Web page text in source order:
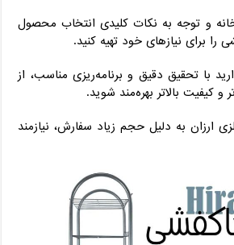
و توجه به نکات کلیدی انتخاب محصول
را برای نیازهای خود تهیه کنید.
با تحقیق دقیق و برنامه‌ریزی مناسب، از
و کیفیت بالاتر بهره‌مند شوید.
ارزان به دلیل حجم زیاد سفارش، نیازمند